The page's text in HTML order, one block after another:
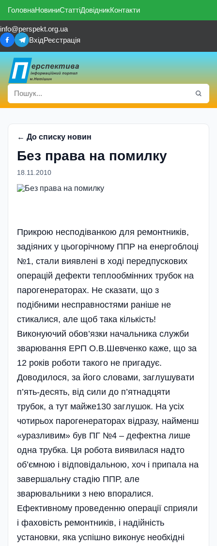
ГоловнаНовиниСтаттіДовідникКонтакти
info@perspekt.org.ua
ВхідРеєстрація
← До списку новин
Без права на помилку
18.11.2010
Прикрою несподіванкою для ремонтників,
задіяних у цьогорічному ППР на енергоблоці
№1, стали виявлені в ході передпускових
операцій дефекти теплообмінних трубок на
парогенераторах. Не сказати, що з
подібними несправностями раніше не
стикалися, але щоб така кількість!
Виконуючий обов’язки начальника служби
зварювання ЕРП О.В.Шевченко каже, що за
12 років роботи такого не пригадує.
Доводилося, за його словами, заглушувати
п’ять-десять, від сили до п’ятнадцяти
трубок, а тут майже130 заглушок. На усіх
чоти­рьох парогенераторах відразу, найменш
«уразливим» був ПГ №4 – дефектна лише
одна трубка. Ця робота виявилася надто
об’ємною і відповідальною, хоч і припала на
завершальну стадію ППР, але
зварювальники з нею впоралися.
Ефективному проведенню операції сприяли
і фаховість ремонтників, і надійність
установки, яка успішно виконує необхідні